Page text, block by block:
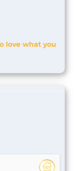
love what you